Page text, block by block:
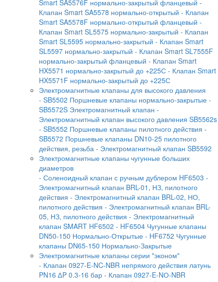
Smart SA5576F нормально-закрытый фланцевый -
Клапан Smart SA5578 нормально-открытый - Клапан
Smart SA5578F нормально-открытый фланцевый -
Клапан Smart SL5575 нормально-закрытый - Клапан
Smart SL5595 нормально-закрытый - Клапан Smart
SL5597 нормально-закрытый - Клапан Smart SL7555F
нормально-закрытый фланцевый - Клапан Smart
HX5571 нормально-закрытый до +225С - Клапан Smart
HX5571F нормально-закрытый до +225С
Электромагнитные клапаны для высокого давления
- SB5502 Поршневые клапаны нормально-закрытые -
SB5572S Электромагнитный клапан -
Электромагнитный клапан высокого давления SB5562s
- SB5552 Поршневые клапаны пилотного действия -
SB5572 Поршневые клапаны DN10-25 пилотного
действия, резьба - Электромагнитный клапан SB5592
Электромагнитные клапаны чугунные больших
диаметров
- Соленоидный клапан с ручным дублером HF6503 -
Электромагнитный клапан BRL-01, НЗ, пилотного
действия - Электромагнитный клапан BRL-02, НО,
пилотного действия - Электромагнитный клапан BRL-
05, НЗ, пилотного действия - Электромагнитный
клапан SMART HF6502 - HF6504 Чугунные клапаны
DN50-150 Нормально-Открытые - HF6752 Чугунные
клапаны DN65-150 Нормально-Закрытые
Электромагнитные клапаны серии "эконом"
- Клапан 0927-E-NC-NBR непрямого действия латунь
PN16 ∆P 0.3-16 бар - Клапан 0927-E-NО-NBR